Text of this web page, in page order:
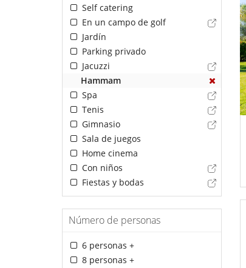
Self catering
En un campo de golf
Jardín
Parking privado
Jacuzzi
Hammam
Spa
Tenis
Gimnasio
Sala de juegos
Home cinema
Con niños
Fiestas y bodas
Número de personas
6 personas +
8 personas +